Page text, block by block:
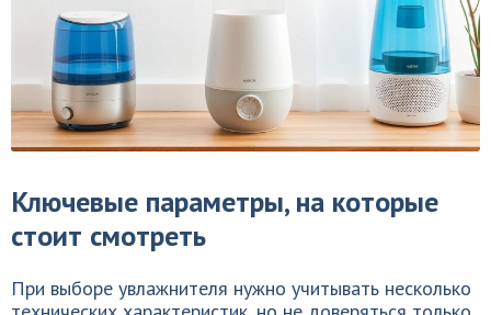
Ключевые параметры, на которые
стоит смотреть
При выборе увлажнителя нужно учитывать несколько